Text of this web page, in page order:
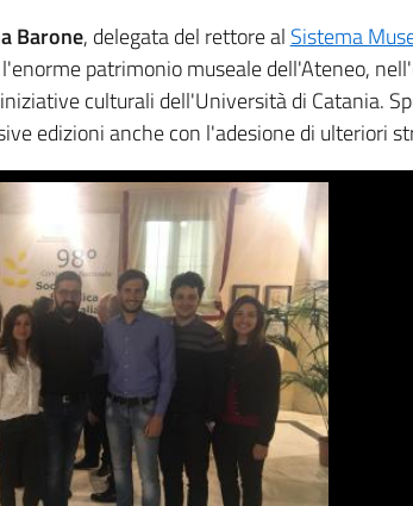
Barone, delegata del rettore al Sistema
patrimonio museale dell'Ateneo,
culturali dell'Università di Catania.
edizioni anche con l'adesione di ulteriori